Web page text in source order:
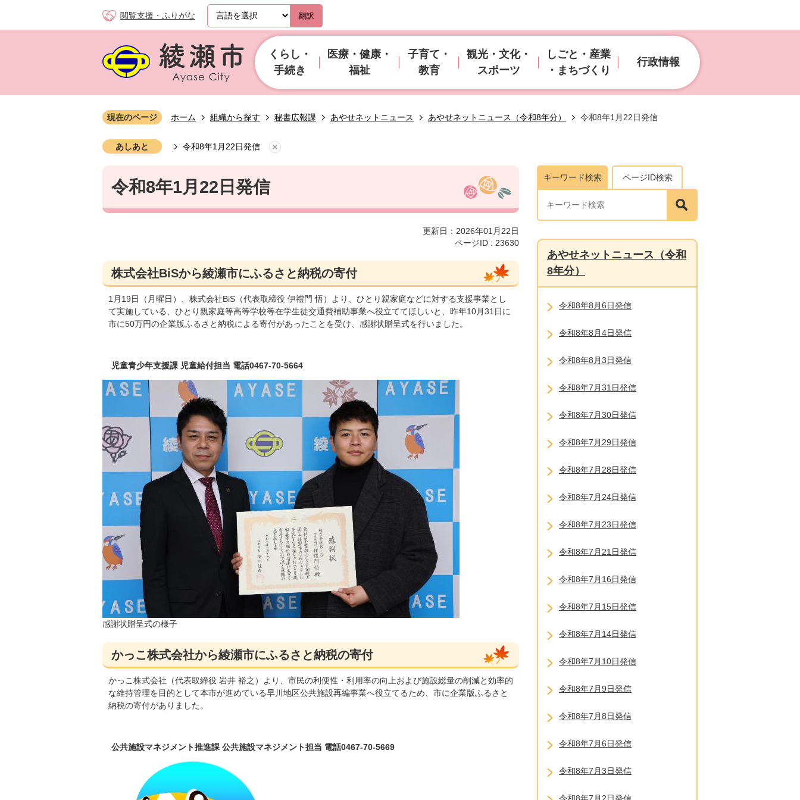
閲覧支援・ふりがな 翻訳
くらし・
手続き
医療・健康・
福祉
子育て・
教育
観光・文化・
スポーツ
しごと・産業
・まちづくり
行政情報
現在のページ ホーム 組織から探す 秘書広報課 あやせネットニュース あやせネットニュース（令和8年分） 令和8年1月22日発信
あしあと 令和8年1月22日発信
令和8年1月22日発信
更新日：2026年01月22日
ページID : 23630
株式会社BiSから綾瀬市にふるさと納税の寄付
1月19日（月曜日）、株式会社BiS（代表取締役 伊禮門 悟）より、ひとり親家庭などに対する支援事業とし
て実施している、ひとり親家庭等高等学校等在学生徒交通費補助事業へ役立ててほしいと、昨年10月31日に
市に50万円の企業版ふるさと納税による寄付があったことを受け、感謝状贈呈式を行いました。
児童青少年支援課 児童給付担当 電話0467-70-5664
感謝状贈呈式の様子
かっこ株式会社から綾瀬市にふるさと納税の寄付
かっこ株式会社（代表取締役 岩井 裕之）より、市民の利便性・利用率の向上および施設総量の削減と効率的
な維持管理を目的として本市が進めている早川地区公共施設再編事業へ役立てるため、市に企業版ふるさと
納税の寄付がありました。
公共施設マネジメント推進課 公共施設マネジメント担当 電話0467-70-5669
キーワード検索 ページID検索
あやせネットニュース（令和
8年分）
令和8年8月6日発信
令和8年8月4日発信
令和8年8月3日発信
令和8年7月31日発信
令和8年7月30日発信
令和8年7月29日発信
令和8年7月28日発信
令和8年7月24日発信
令和8年7月23日発信
令和8年7月21日発信
令和8年7月16日発信
令和8年7月15日発信
令和8年7月14日発信
令和8年7月10日発信
令和8年7月9日発信
令和8年7月8日発信
令和8年7月6日発信
令和8年7月3日発信